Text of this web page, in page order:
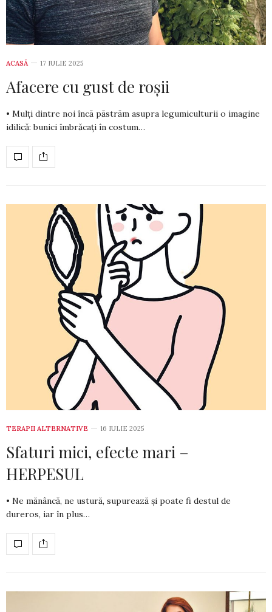
ACASĂ 17 IULIE 2025
Afacere cu gust de roșii
• Mulți dintre noi încă păstrăm asupra legumiculturii o imagine
idilică: bunici îmbrăcați în costum…
TERAPII ALTERNATIVE 16 IULIE 2025
Sfaturi mici, efecte mari –
HERPESUL
• Ne mănâncă, ne ustură, supurează și poate fi destul de
dureros, iar în plus…